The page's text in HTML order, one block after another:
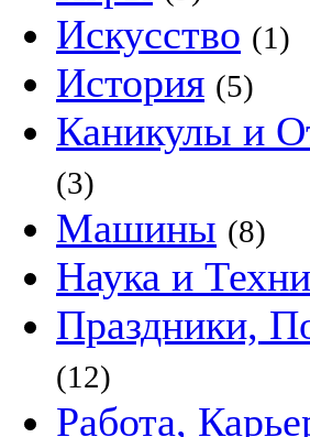
Искусство (1)
История (5)
Каникулы и
(3)
Машины (8)
Наука и
Праздники,
(12)
Работа,